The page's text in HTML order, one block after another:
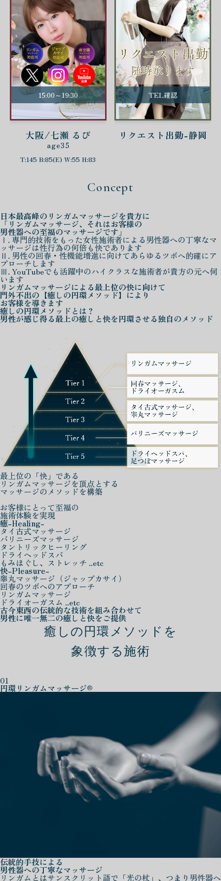
15:00～19:30
大阪/七瀬 るび
age35
T:145 B:85(E) W:55 H:83
TEL確認
リクエスト出勤-静岡
Concept
日本最高峰の リンガムマッサージを貴方に
「リンガムマッサージ、それはお客様の
男性器への至福のマッサージです」
Ⅰ. 専門的技術をもった女性施術者による男性器への丁寧なマ
ッサージは性行為の何倍も快であります
Ⅱ. 男性の回春・性機能増進に向けてあらゆるツボへ的確にア
プローチします
Ⅲ. YouTubeでも活躍中のハイクラスな施術者が貴方の元へ伺
います
リンガムマッサージによる最上位の快に向けて
門外不出の 【癒しの円環メソッド】 により
お客様を導きます
癒しの円環メソッド とは？
男性が感じ得る最上の癒しと快を円環させる独自のメソッド
最上位の「快」である
リンガムマッサージを頂点とする
マッサージのメソッドを構築
お客様にとって至福の
施術体験を実現
癒-Healing-
タイ古式マッサージ
バリニーズマッサージ
タントリックヒーリング
ドライヘッドスパ
もみほぐし、ストレッチ ..etc
快-Pleasure-
睾丸マッサージ（ジャップカサイ）
回春のツボへのアプローチ
リンガムマッサージ
ドライオーガスム ..etc
古今東西の伝統的な技術を組み合わせて
男性に唯一無二の癒しと快をご提供
癒しの円環メソッドを
象徴する施術
01
円環リンガムマッサージ®
伝統的手技による
男性器への丁寧なマッサージ
リンガムとはサンスクリット語で「光の杖」、つまり男性器へ